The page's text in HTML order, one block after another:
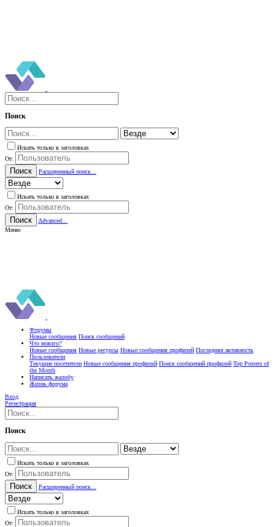
Поиск
Искать только в заголовках
От:
Поиск Расширенный поиск...
Искать только в заголовках
От:
Поиск
Advanced...
Меню
Форумы
Новые сообщения Поиск сообщений
Что нового?
Новые сообщения Новые ресурсы Новые сообщения профилей Последняя активность
Пользователи
Текущие посетители Новые сообщения профилей Поиск сообщений профилей Top Posters of
the Month
Написать жалобу
Жизнь форума
Вход
Регистрация
Поиск
Искать только в заголовках
От:
Поиск Расширенный поиск...
Искать только в заголовках
От: